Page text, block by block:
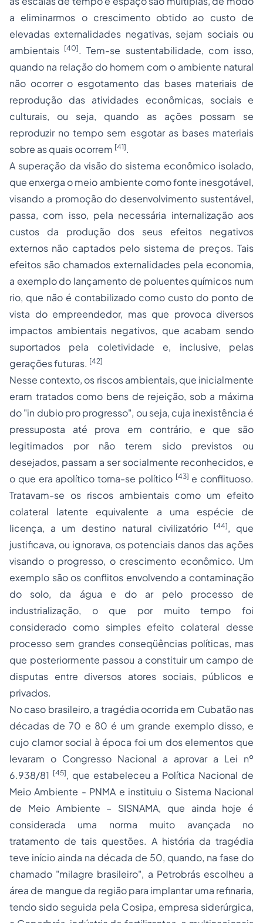
a eliminarmos o crescimento obtido ao custo de
elevadas externalidades negativas, sejam sociais ou
ambientais [40]. Tem-se sustentabilidade, com isso,
quando na relação do homem com o ambiente natural
não ocorrer o esgotamento das bases materiais de
reprodução das atividades econômicas, sociais e
culturais, ou seja, quando as ações possam se
reproduzir no tempo sem esgotar as bases materiais
sobre as quais ocorrem [41].
A superação da visão do sistema econômico isolado,
que enxerga o meio ambiente como fonte inesgotável,
visando a promoção do desenvolvimento sustentável,
passa, com isso, pela necessária internalização aos
custos da produção dos seus efeitos negativos
externos não captados pelo sistema de preços. Tais
efeitos são chamados externalidades pela economia,
a exemplo do lançamento de poluentes químicos num
rio, que não é contabilizado como custo do ponto de
vista do empreendedor, mas que provoca diversos
impactos ambientais negativos, que acabam sendo
suportados pela coletividade e, inclusive, pelas
gerações futuras. [42]
Nesse contexto, os riscos ambientais, que inicialmente
eram tratados como bens de rejeição, sob a máxima
do "in dubio pro progresso", ou seja, cuja inexistência é
pressuposta até prova em contrário, e que são
legitimados por não terem sido previstos ou
desejados, passam a ser socialmente reconhecidos, e
o que era apolítico torna-se político [43] e conflituoso.
Tratavam-se os riscos ambientais como um efeito
colateral latente equivalente a uma espécie de
licença, a um destino natural civilizatório
[44], que
justificava, ou ignorava, os potenciais danos das ações
visando o progresso, o crescimento econômico. Um
exemplo são os conflitos envolvendo a contaminação
do solo, da água e do ar pelo processo de
industrialização, o que por muito tempo foi
considerado como simples efeito colateral desse
processo sem grandes conseqüências políticas, mas
que posteriormente passou a constituir um campo de
disputas entre diversos atores sociais, públicos e
privados.
No caso brasileiro, a tragédia ocorrida em Cubatão nas
décadas de 70 e 80 é um grande exemplo disso, e
cujo clamor social à época foi um dos elementos que
levaram o Congresso Nacional a aprovar a Lei nº
6.938/81 [45], que estabeleceu a Política Nacional de
Meio Ambiente - PNMA e instituiu o Sistema Nacional
de Meio Ambiente – SISNAMA, que ainda hoje é
considerada uma norma muito avançada no
tratamento de tais questões. A história da tragédia
teve início ainda na década de 50, quando, na fase do
chamado "milagre brasileiro", a Petrobrás escolheu a
área de mangue da região para implantar uma refinaria,
tendo sido seguida pela Cosipa, empresa siderúrgica,